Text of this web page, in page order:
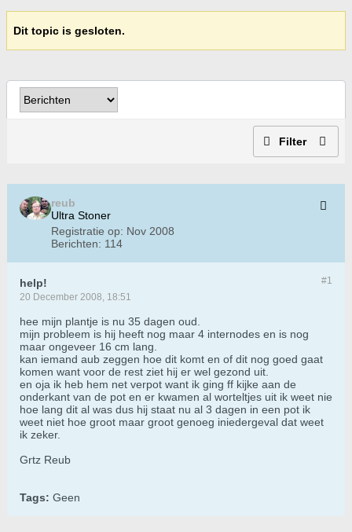
Dit topic is gesloten.
Filter
reub
Ultra Stoner
Registratie op: Nov 2008
Berichten: 114
#1
help!
20 December 2008, 18:51
hee mijn plantje is nu 35 dagen oud.
mijn probleem is hij heeft nog maar 4 internodes en is nog
maar ongeveer 16 cm lang.
kan iemand aub zeggen hoe dit komt en of dit nog goed gaat
komen want voor de rest ziet hij er wel gezond uit.
en oja ik heb hem net verpot want ik ging ff kijke aan de
onderkant van de pot en er kwamen al worteltjes uit ik weet nie
hoe lang dit al was dus hij staat nu al 3 dagen in een pot ik
weet niet hoe groot maar groot genoeg iniedergeval dat weet
ik zeker.
Grtz Reub
Tags: Geen